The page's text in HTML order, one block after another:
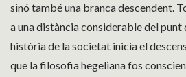
sinó també una branca descendent.
a una distància considerable del punt
història de la societat inicia el
que la filosofia hegeliana fos